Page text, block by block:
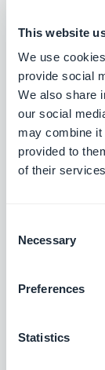
This website
We use
provide social
We also share
our social
may combine it
provided to
of their
Selection
Necessary
Preferences
Statistics